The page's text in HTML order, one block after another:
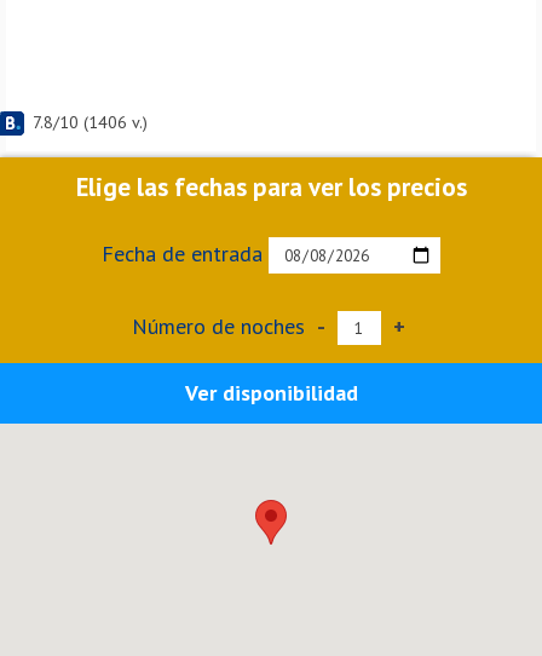
7.8/10 (1406 v.)
Elige las fechas para ver los precios
Fecha de entrada
Número de noches - +
Ver disponibilidad